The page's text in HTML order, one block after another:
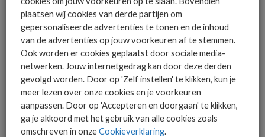
De online chatter over AI-gedreven aanvalstools nam
met 1.500 procent toe.
Agentic AI kan zelfstandig kwetsbaarheden scannen,
phishingmails opstellen en data exfiltreren.
Polymorfe malware past zijn eigen code continu aan, wat
detectie lastiger maakt.
De Five Eyes-inlichtingendiensten waarschuwden op 22
juni dat de dreiging niet over jaren, maar over maanden
werkelijkheid wordt.
plaatsen wij cookies van derde partijen om
gepersonaliseerde advertenties te tonen en de inhoud
van de advertenties op jouw voorkeuren af te stemmen.
Ook worden er cookies geplaatst door sociale media-
netwerken. Jouw internetgedrag kan door deze derden
gevolgd worden. Door op 'Zelf instellen' te klikken, kun je
meer lezen over onze cookies en je voorkeuren
aanpassen. Door op 'Accepteren en doorgaan' te klikken,
ga je akkoord met het gebruik van alle cookies zoals
omschreven in onzeCookieverklaring.